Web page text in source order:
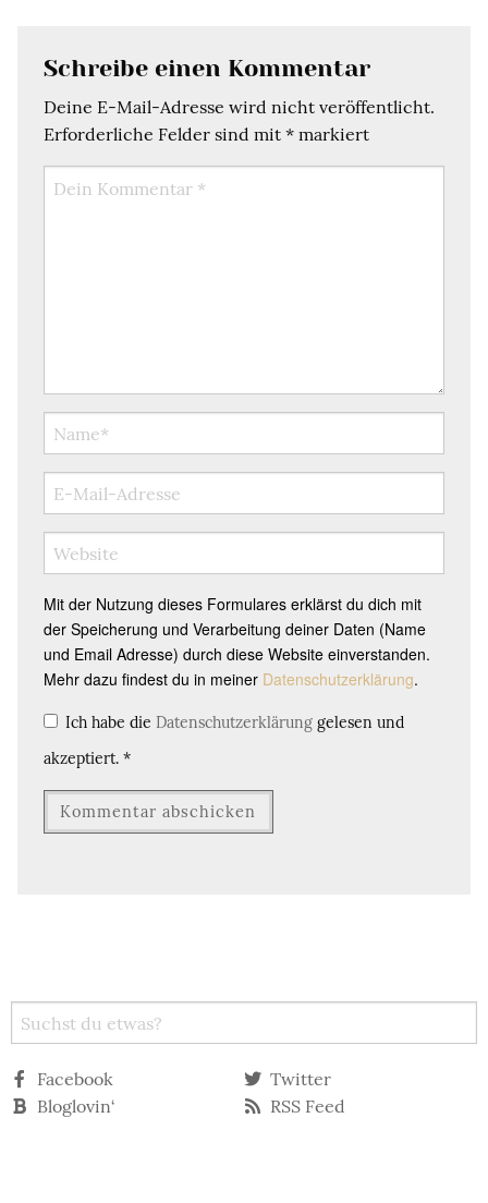
Schreibe einen Kommentar
Deine E-Mail-Adresse wird nicht veröffentlicht.
Erforderliche Felder sind mit * markiert
Mit der Nutzung dieses Formulares erklärst du dich mit
der Speicherung und Verarbeitung deiner Daten (Name
und Email Adresse) durch diese Website einverstanden.
Mehr dazu findest du in meiner Datenschutzerklärung.
Ich habe die Datenschutzerklärung gelesen und
akzeptiert. *
Facebook
Twitter
Bloglovin‘
RSS Feed